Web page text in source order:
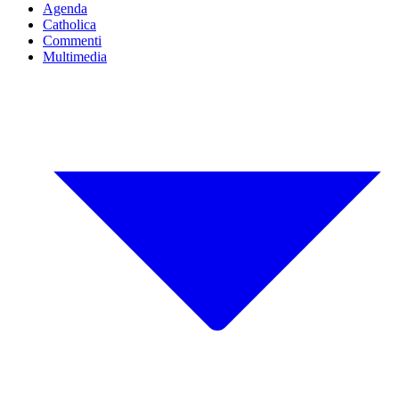
Agenda
Catholica
Commenti
Multimedia